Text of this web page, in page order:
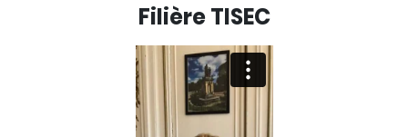
Filière TISEC